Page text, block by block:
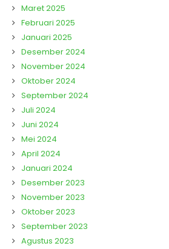
Maret 2025
Februari 2025
Januari 2025
Desember 2024
November 2024
Oktober 2024
September 2024
Juli 2024
Juni 2024
Mei 2024
April 2024
Januari 2024
Desember 2023
November 2023
Oktober 2023
September 2023
Agustus 2023